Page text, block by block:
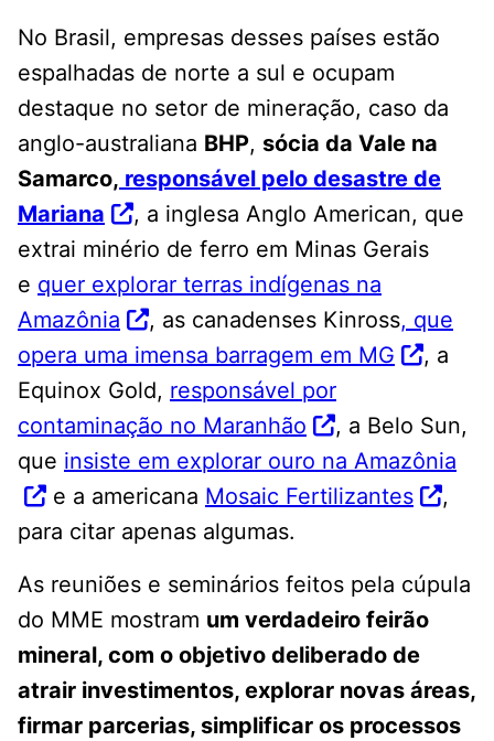
No Brasil, empresas desses países estão
espalhadas de norte a sul e ocupam
destaque no setor de mineração, caso da
anglo-australiana BHP, sócia da Vale na
Samarco, responsável pelo desastre de
Mariana
, a inglesa Anglo American, que
extrai minério de ferro em Minas Gerais
e quer explorar terras indígenas na
Amazônia
, as canadenses Kinross, que
opera uma imensa barragem em MG
, a
Equinox Gold, responsável por
contaminação no Maranhão
, a Belo Sun,
que insiste em explorar ouro na Amazônia
e a americana Mosaic Fertilizantes
,
para citar apenas algumas.
As reuniões e seminários feitos pela cúpula
do MME mostram um verdadeiro feirão
mineral, com o objetivo deliberado de
atrair investimentos, explorar novas áreas,
firmar parcerias, simplificar os processos